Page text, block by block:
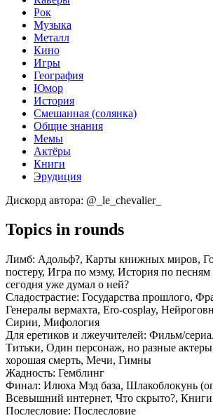
Рок
Музыка
Металл
Кино
Игры
География
Юмор
История
Смешанная (солянка)
Общие знания
Мемы
Актёры
Книги
Эрудиция
Дискорд автора: @_le_chevalier_
Topics in rounds
Лимб: Адольф?, Карты книжных миров,
постеру, Игра по мэму, История по
сегодня уже думал о ней?
Сладострастие: Государства прошлого,
Генералы вермахта, Ero-cosplay,
Сирии, Мифология
Для еретиков и лжеучителей: Фильм/
Титьки, Один персонаж, но разные
хорошая смерть, Мечи, Гимны
Жадность: Гемблинг
Финал: Илюха Мэд база, Шлакоблокунь
Всевышний интернет, Что скрыто?, Книги
Послесловие: Послесловие